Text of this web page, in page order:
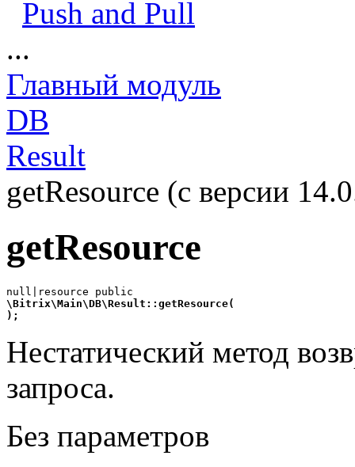
Push and Pull
...
Главный модуль
DB
Result
getResource (с версии
getResource
\Bitrix\Main\DB\Result::getResource(
);
Нестатический метод
запроса.
Без параметров